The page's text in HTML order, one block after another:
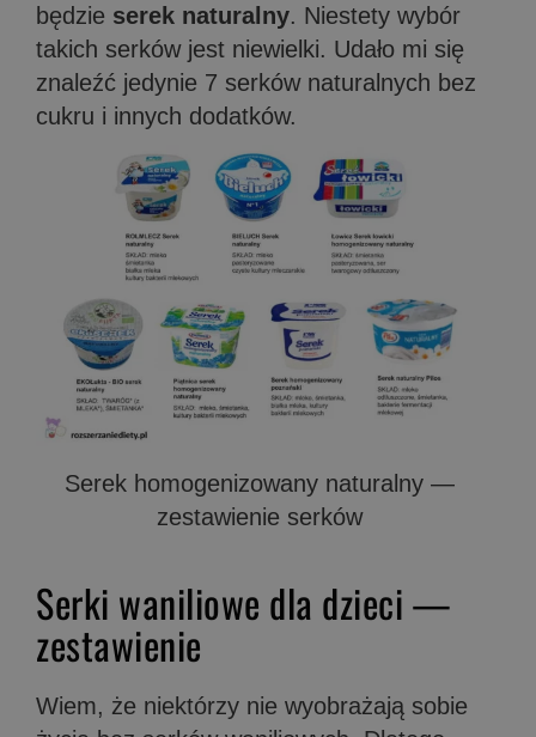
będzie serek naturalny. Niestety wybór
takich serków jest niewielki. Udało mi się
znaleźć jedynie 7 serków naturalnych bez
cukru i innych dodatków.
Serek homogenizowany naturalny —
zestawienie serków
Serki waniliowe dla dzieci —
zestawienie
Wiem, że niektórzy nie wyobrażają sobie